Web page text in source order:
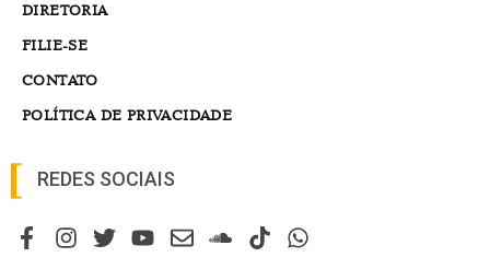
DIRETORIA
FILIE-SE
CONTATO
POLÍTICA DE PRIVACIDADE
REDES SOCIAIS